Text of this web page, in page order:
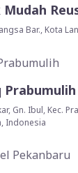
Bar., Kota
Prabumulih
Gn. Ibul, Kec.
Indonesia